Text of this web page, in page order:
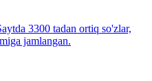
3300 tadan ortiq so'zlar,
jamlangan.